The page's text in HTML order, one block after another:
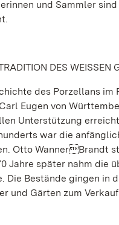
und Sammler
DES WEISSEN
des Porzellans im
Eugen von
Unterstützung
war die
Otto WannerBrandt
Jahre später nahm die
Die Bestände gingen in
und Gärten zum